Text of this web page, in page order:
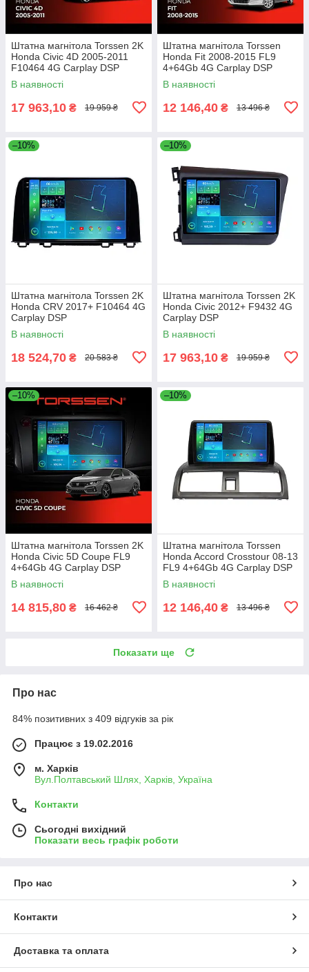
Штатна магнітола Torssen 2K
Honda Civic 4D 2005-2011
F10464 4G Carplay DSP
В наявності
17 963,10 ₴ 19 959 ₴
Штатна магнітола Torssen
Honda Fit 2008-2015 FL9
4+64Gb 4G Carplay DSP
В наявності
12 146,40 ₴ 13 496 ₴
–10%
Штатна магнітола Torssen 2K
Honda CRV 2017+ F10464 4G
Carplay DSP
В наявності
18 524,70 ₴ 20 583 ₴
–10%
Штатна магнітола Torssen 2K
Honda Civic 2012+ F9432 4G
Carplay DSP
В наявності
17 963,10 ₴ 19 959 ₴
–10%
Штатна магнітола Torssen 2K
Honda Civic 5D Coupe FL9
4+64Gb 4G Carplay DSP
В наявності
14 815,80 ₴ 16 462 ₴
–10%
Штатна магнітола Torssen
Honda Accord Crosstour 08-13
FL9 4+64Gb 4G Carplay DSP
В наявності
12 146,40 ₴ 13 496 ₴
Показати ще
Про нас
84% позитивних з 409 відгуків за рік
Працює з 19.02.2016
м. Харків
Вул.Полтавський Шлях, Харків, Україна
Контакти
Сьогодні вихідний
Показати весь графік роботи
Про нас
Контакти
Доставка та оплата